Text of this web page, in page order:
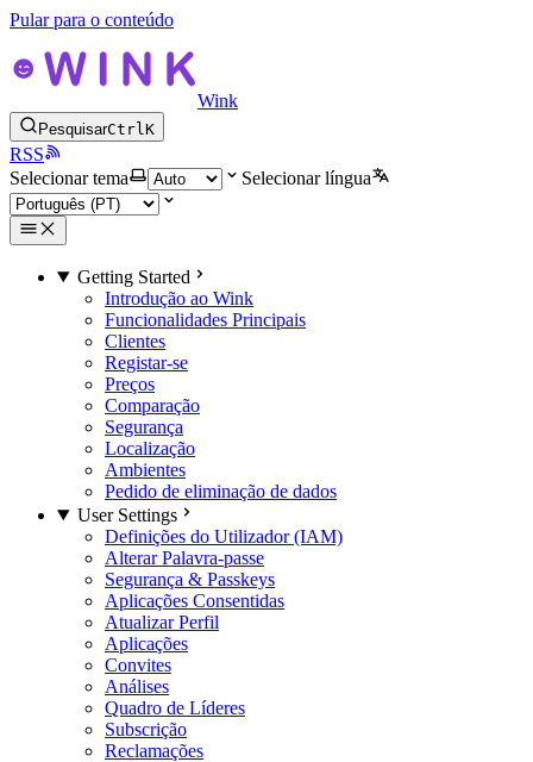
Pular para o conteúdo
Wink
PesquisarCtrlK
RSS
Selecionar tema
Selecionar língua
Getting Started
Introdução ao Wink
Funcionalidades Principais
Clientes
Registar-se
Preços
Comparação
Segurança
Localização
Ambientes
Pedido de eliminação de dados
User Settings
Definições do Utilizador (IAM)
Alterar Palavra-passe
Segurança & Passkeys
Aplicações Consentidas
Atualizar Perfil
Aplicações
Convites
Análises
Quadro de Líderes
Subscrição
Reclamações